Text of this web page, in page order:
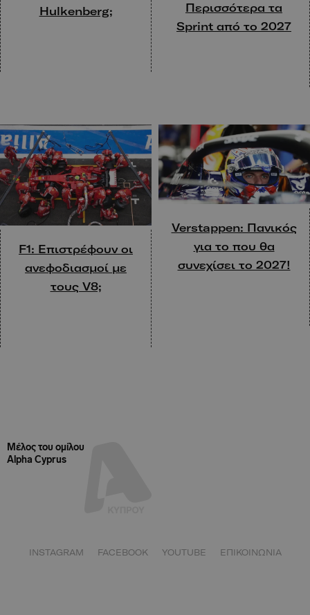
Hulkenberg;
Περισσότερα τα
Sprint από το 2027
F1: Eπιστρέφουν οι
ανεφοδιασμοί με
τους V8;
Verstappen: Πανικός
για το που θα
συνεχίσει το 2027!
Μέλος του ομίλου
Alpha Cyprus
INSTAGRAM FACEBOOK YOUTUBE ΕΠΙΚΟΙΝΩΝΙΑ